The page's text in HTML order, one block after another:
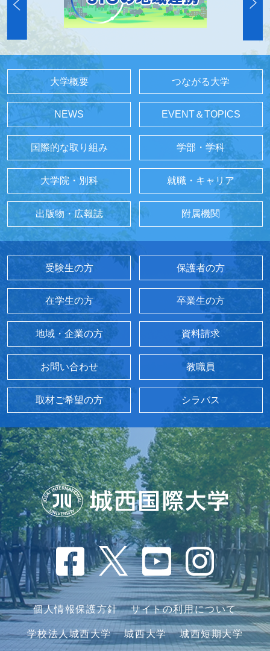
大学概要 つながる大学
NEWS EVENT＆TOPICS
国際的な取り組み 学部・学科
大学院・別科 就職・キャリア
出版物・広報誌 附属機関
受験生の方 保護者の方
在学生の方 卒業生の方
地域・企業の方 資料請求
お問い合わせ 教職員
取材ご希望の方 シラバス
個人情報保護方針 サイトの利用について
学校法人城西大学 城西大学 城西短期大学